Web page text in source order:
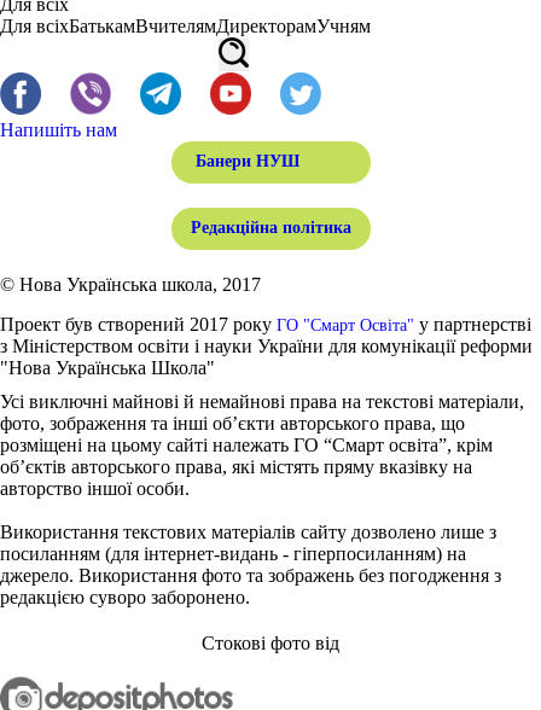
Для всіх
Для всіхБатькамВчителямДиректорамУчням
Напишіть нам
Банери НУШ
Редакційна політика
© Нова Українська школа, 2017
Проект був створений 2017 року ГО "Смарт Освіта" у партнерстві
з Міністерством освіти і науки України для комунікації реформи
"Нова Українська Школа"
Усі виключні майнові й немайнові права на текстові матеріали,
фото, зображення та інші об’єкти авторського права, що
розміщені на цьому сайті належать ГО “Смарт освіта”, крім
об’єктів авторського права, які містять пряму вказівку на
авторство іншої особи.
Використання текстових матеріалів сайту дозволено лише з
посиланням (для інтернет-видань - гіперпосиланням) на
джерело. Використання фото та зображень без погодження з
редакцією суворо заборонено.
Стокові фото від